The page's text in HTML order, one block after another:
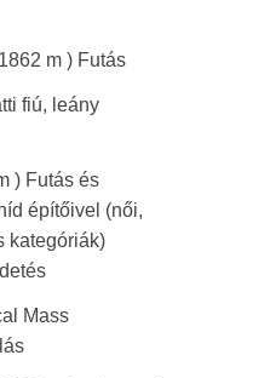
m ) Futás
fiú, leány
) Futás és
híd építőivel (női,
kategóriák)
Mass